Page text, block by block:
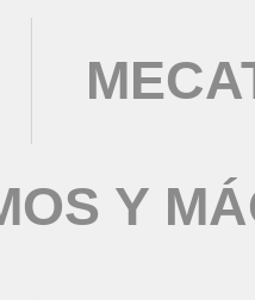
Y